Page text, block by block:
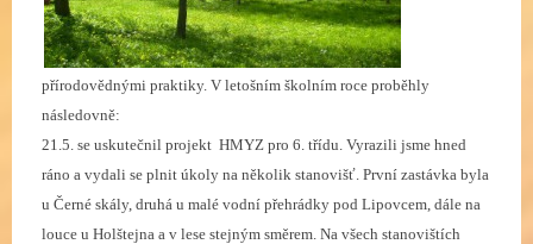
přírodovědnými praktiky. V letošním školním roce proběhly
následovně:
21.5. se uskutečnil projekt HMYZ pro 6. třídu. Vyrazili jsme hned
ráno a vydali se plnit úkoly na několik stanovišť. První zastávka byla
u Černé skály, druhá u malé vodní přehrádky pod Lipovcem, dále na
louce u Holštejna a v lese stejným směrem. Na všech stanovištích